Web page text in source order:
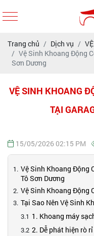
Trang chủ Dịch vụ
Vệ Sinh Khoang Động
Sơn Dương
VỆ SINH KHOANG
TẠI
15/05/2026 02:15 PM
Vệ Sinh Khoang Động
Tô Sơn Dương
Vệ Sinh Khoang Động
Tại Sao Nên Vệ Sinh
1. Khoang máy
2. Dễ phát hiện rò